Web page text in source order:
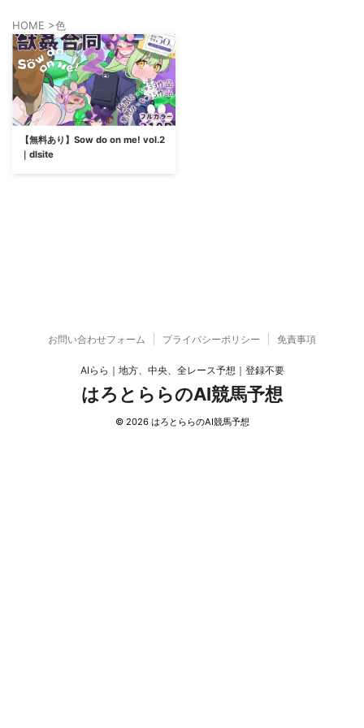
HOME >色
【無料あり】Sow do on me! vol.2
｜dlsite
お問い合わせフォーム プライバシーポリシー 免責事項
AIらら｜地方、中央、全レース予想｜登録不要
はろとららのAI競馬予想
© 2026 はろとららのAI競馬予想